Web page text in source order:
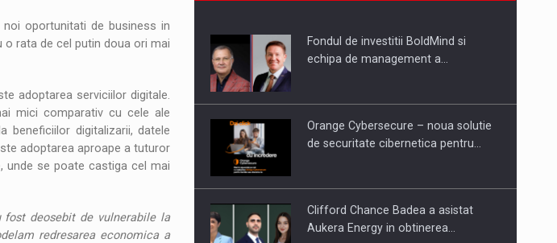
oportunitati de business in
rata de cel putin doua ori mai
adoptarea serviciilor digitale.
mici comparativ cu cele ale
digitalizarii, datele
adoptarea aproape a tuturor
unde se poate castiga cel mai
deosebit de vulnerabile la
redresarea economica a
PUTTING ROMANIAN CORPORATE
Fondul de investitii BoldMind si
echipa de management a…
Orange Cybersecure – noua solutie
de securitate cibernetica pentru…
Clifford Chance Badea a asistat
Aukera Energy in obtinerea…